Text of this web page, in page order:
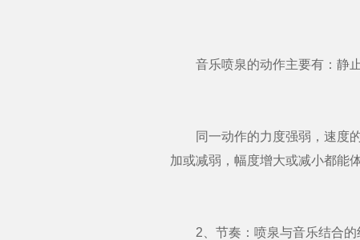
音乐喷泉的动作主要有：静止
同一动作的力度强弱，速度的
加或减弱，幅度增大或减小都能
2、节奏：喷泉与音乐结合的